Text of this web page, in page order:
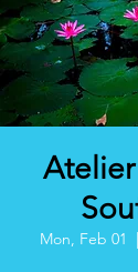
Mon, Feb 01
  |